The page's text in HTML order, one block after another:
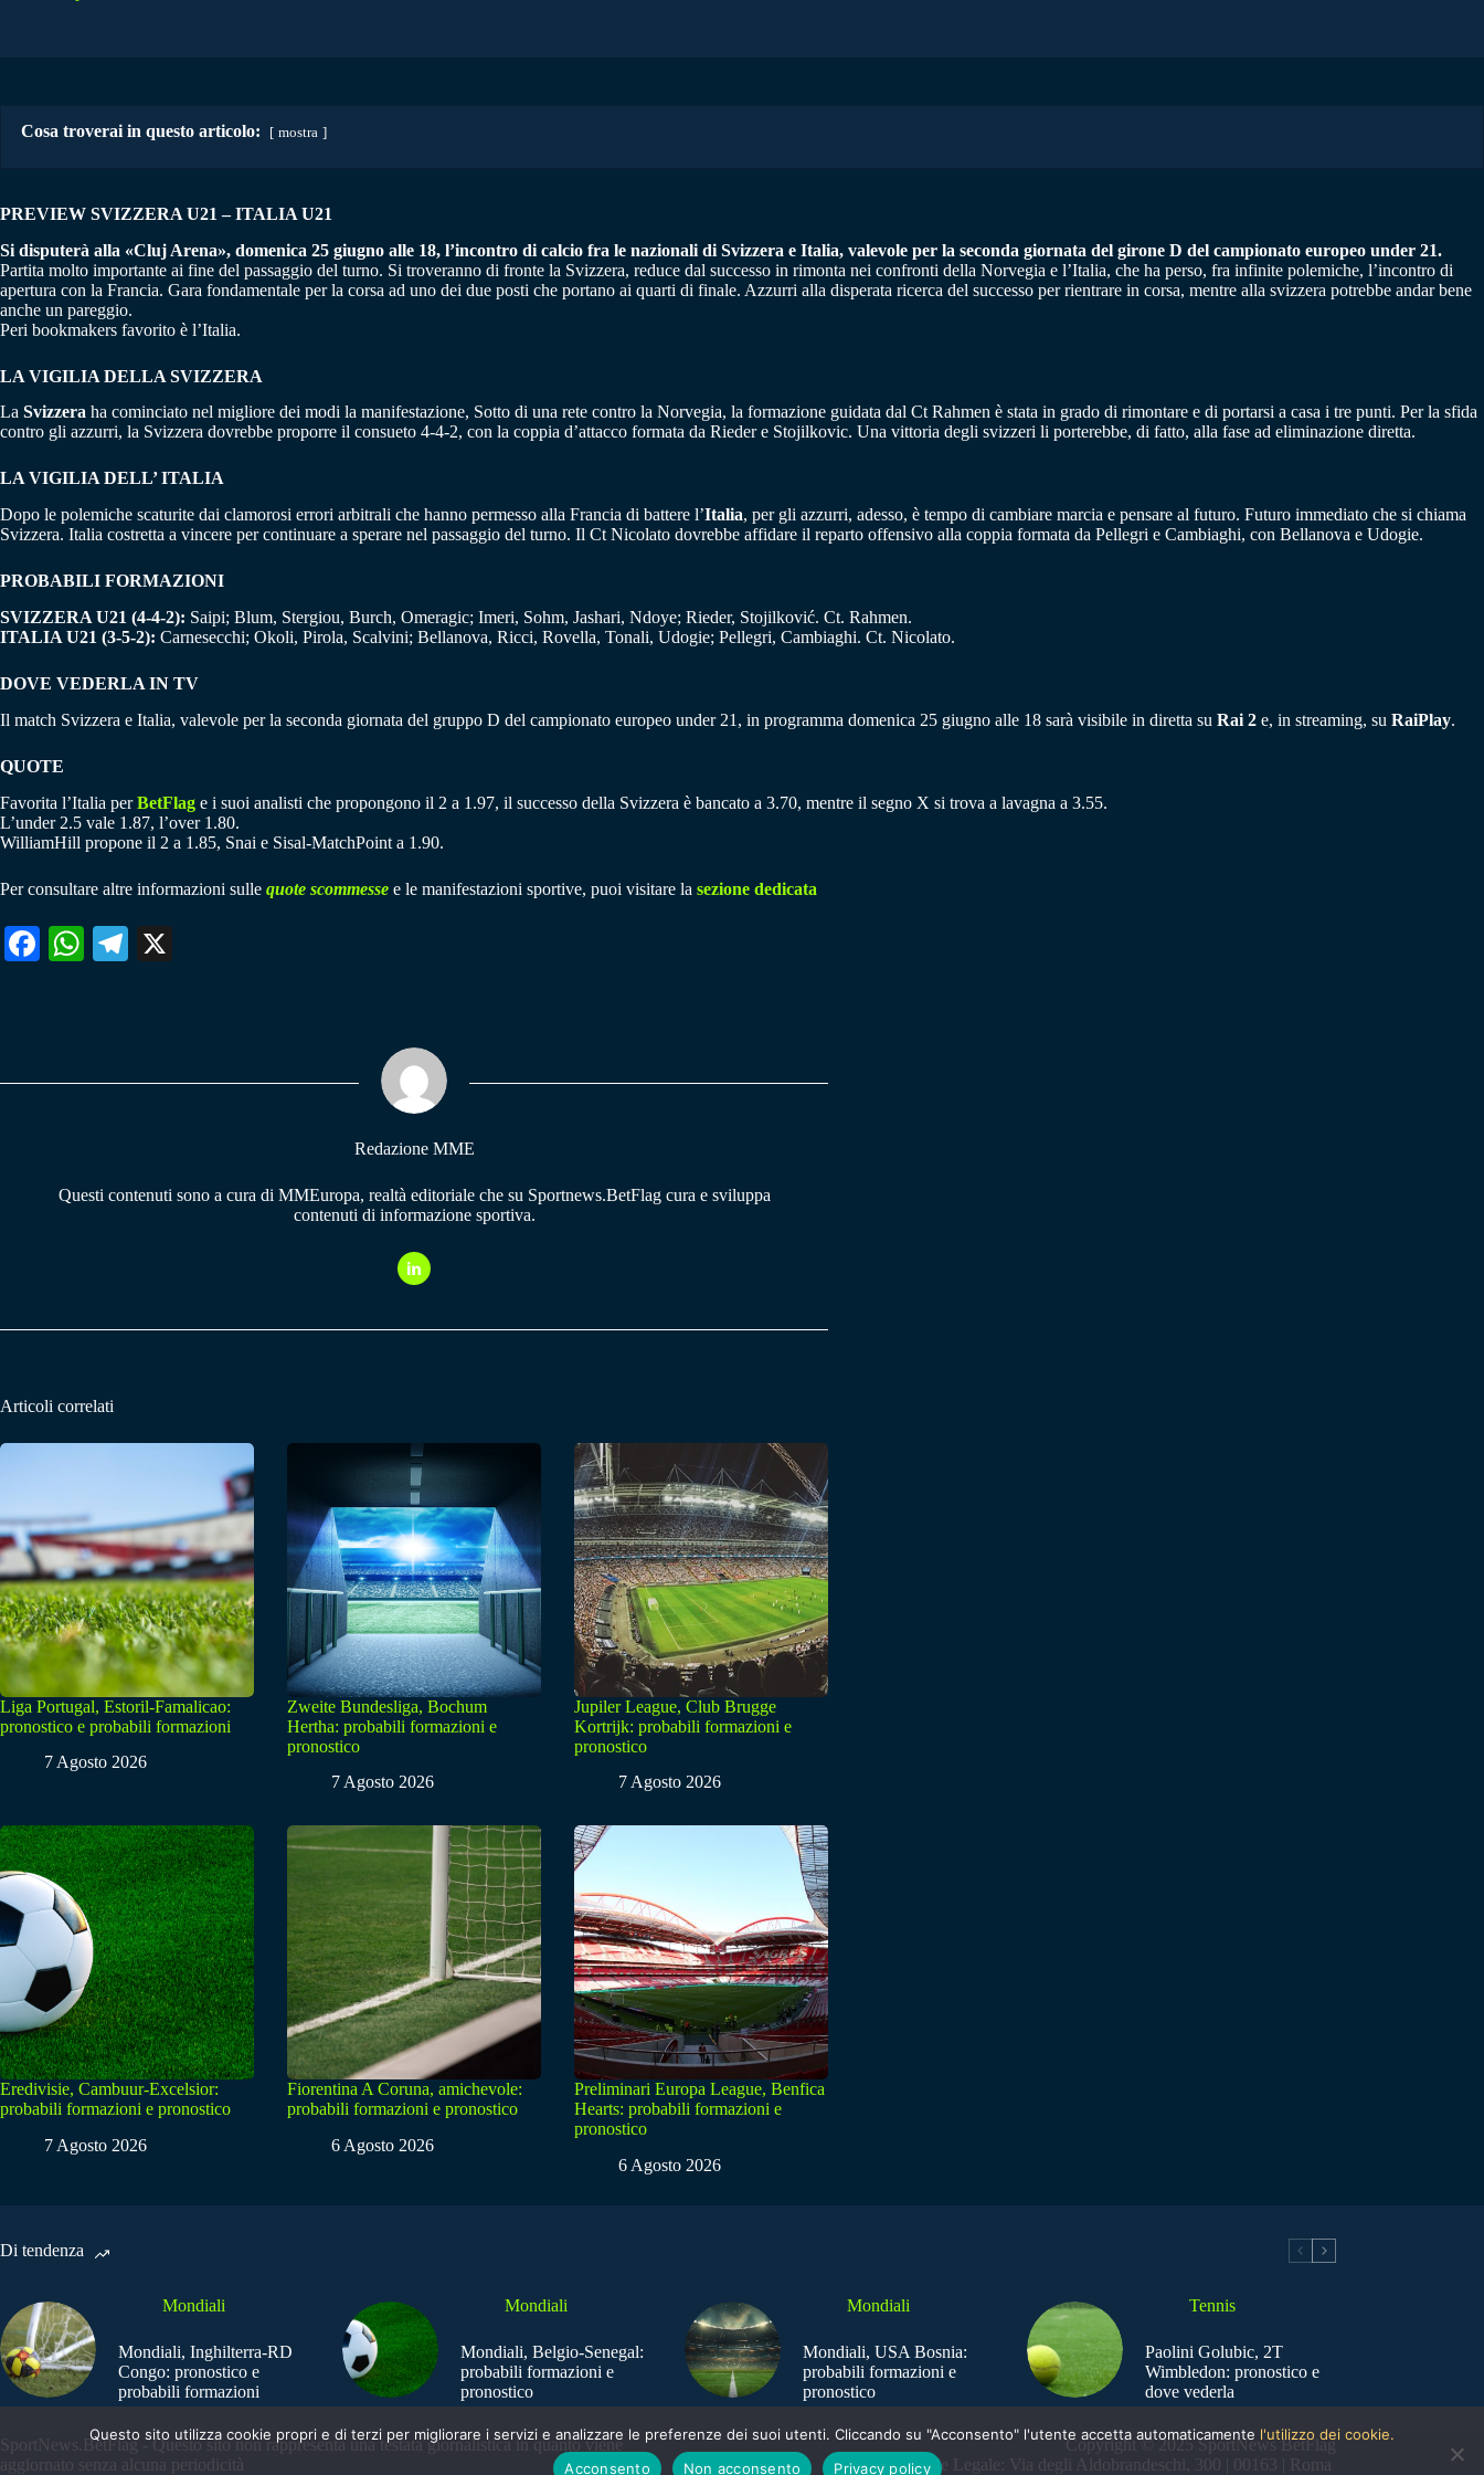
Cosa troverai in questo articolo: mostra
PREVIEW SVIZZERA U21 – ITALIA U21
Si disputerà alla «Cluj Arena», domenica 25 giugno alle 18, l’incontro di calcio fra le nazionali di Svizzera e Italia, valevole per la seconda giornata del girone D del campionato europeo under 21.
Partita molto importante ai fine del passaggio del turno. Si troveranno di fronte la Svizzera, reduce dal successo in rimonta nei confronti della Norvegia e l’Italia, che ha perso, fra infinite polemiche, l’incontro di
apertura con la Francia. Gara fondamentale per la corsa ad uno dei due posti che portano ai quarti di finale. Azzurri alla disperata ricerca del successo per rientrare in corsa, mentre alla svizzera potrebbe andar bene
anche un pareggio.
Peri bookmakers favorito è l’Italia.
LA VIGILIA DELLA SVIZZERA
La Svizzera ha cominciato nel migliore dei modi la manifestazione, Sotto di una rete contro la Norvegia, la formazione guidata dal Ct Rahmen è stata in grado di rimontare e di portarsi a casa i tre punti. Per la sfida
contro gli azzurri, la Svizzera dovrebbe proporre il consueto 4-4-2, con la coppia d’attacco formata da Rieder e Stojilkovic. Una vittoria degli svizzeri li porterebbe, di fatto, alla fase ad eliminazione diretta.
LA VIGILIA DELL’ ITALIA
Dopo le polemiche scaturite dai clamorosi errori arbitrali che hanno permesso alla Francia di battere l’Italia, per gli azzurri, adesso, è tempo di cambiare marcia e pensare al futuro. Futuro immediato che si chiama
Svizzera. Italia costretta a vincere per continuare a sperare nel passaggio del turno. Il Ct Nicolato dovrebbe affidare il reparto offensivo alla coppia formata da Pellegri e Cambiaghi, con Bellanova e Udogie.
PROBABILI FORMAZIONI
SVIZZERA U21 (4-4-2): Saipi; Blum, Stergiou, Burch, Omeragic; Imeri, Sohm, Jashari, Ndoye; Rieder, Stojilković. Ct. Rahmen.
ITALIA U21 (3-5-2): Carnesecchi; Okoli, Pirola, Scalvini; Bellanova, Ricci, Rovella, Tonali, Udogie; Pellegri, Cambiaghi. Ct. Nicolato.
DOVE VEDERLA IN TV
Il match Svizzera e Italia, valevole per la seconda giornata del gruppo D del campionato europeo under 21, in programma domenica 25 giugno alle 18 sarà visibile in diretta su Rai 2 e, in streaming, su RaiPlay.
QUOTE
Favorita l’Italia perBetFlag e i suoi analisti che propongono il 2 a 1.97, il successo della Svizzera è bancato a 3.70, mentre il segno X si trova a lavagna a 3.55.
L’under 2.5 vale 1.87, l’over 1.80.
WilliamHill propone il 2 a 1.85, Snai e Sisal-MatchPoint a 1.90.
Per consultare altre informazioni sulle quote scommesse e le manifestazioni sportive, puoi visitare la sezione dedicata
Fa W
pp
Te
m
Redazione MME
Questi contenuti sono a cura di MMEuropa, realtà editoriale che su Sportnews.BetFlag cura e sviluppa
contenuti di informazione sportiva.
Articoli correlati
Liga Portugal, Estoril-Famalicao:
pronostico e probabili formazioni
7 Agosto 2026
Zweite Bundesliga, Bochum
Hertha: probabili formazioni e
pronostico
7 Agosto 2026
Jupiler League, Club Brugge
Kortrijk: probabili formazioni e
pronostico
7 Agosto 2026
Eredivisie, Cambuur-Excelsior:
probabili formazioni e pronostico
7 Agosto 2026
Fiorentina A Coruna, amichevole:
probabili formazioni e pronostico
6 Agosto 2026
Preliminari Europa League, Benfica
Hearts: probabili formazioni e
pronostico
6 Agosto 2026
Di tendenza
Mondiali
Mondiali, Inghilterra-RD
Congo: pronostico e
probabili formazioni
Mondiali
Mondiali, Belgio-Senegal:
probabili formazioni e
pronostico
Mondiali
Mondiali, USA Bosnia:
probabili formazioni e
pronostico
Tennis
Paolini Golubic, 2T
Wimbledon: pronostico e
dove vederla
SportNews.BetFlag - Questo sito non rappresenta una testata giornalistica in quanto viene
aggiornato senza alcuna periodicità
Copyright © 2025 SportNews BetFlag
Sede Legale: Via degli Aldobrandeschi, 300 | 00163 | Roma
Questo sito utilizza cookie propri e di terzi per migliorare i servizi e analizzare le preferenze dei suoi utenti. Cliccando su "Acconsento" l'utente accetta automaticamente l'utilizzo dei cookie.
Acconsento
Non acconsento Privacy policy